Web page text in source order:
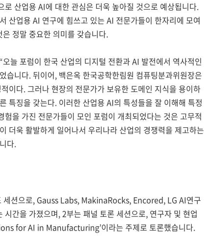
산업용 AI에 대한 관심은 더욱 높아질 것으로 예상됩니다.
산업용 AI 연구에 힘쓰고 있는 AI 전문가들이 한자리에 모여
정말 중요한 의미를 갖습니다.
늘 포럼이 한국 산업의 디지털 전환과 AI 발전에서 역사적인
습니다. 뒤이어, 백은옥 한국공학한림원 컴퓨팅분과위원장은
이다. 그러나 현장의 전문가가 보유한 도메인 지식을 용이하
특징을 갖는다. 이러한 산업용 AI의 특성들을 잘 이해해 특정
을 가진 전문가들이 모인 포럼이 개최되었다는 것은 고무적
더욱 활발하게 일어나서 우리나라 산업의 경쟁력을 제고하는
다.
세션으로, Gauss Labs, MakinaRocks, Encored, LG AI연구
간을 가졌으며, 2부는 패널 토론 세션으로, 연구자 및 현업
for AI in Manufacturing’이라는 주제로 토론했습니다.